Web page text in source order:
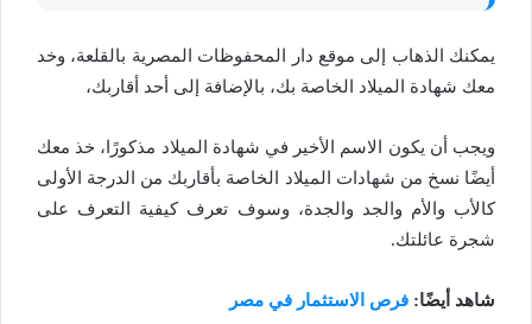
يمكنك الذهاب إلى موقع دار المحفوظات المصرية بالقلعة، وخد
معك شهادة الميلاد الخاصة بك، بالإضافة إلى أحد أقاربك،
ويجب أن يكون الاسم الأخير في شهادة الميلاد مذكورًا، خذ معك
أيضًا نسخ من شهادات الميلاد الخاصة بأقاربك من الدرجة الأولى
كالأب والأم والجد والجدة، وسوف تعرف كيفية التعرف على
شجرة عائلتك.
شاهد أيضًا: فرص الاستثمار في مصر